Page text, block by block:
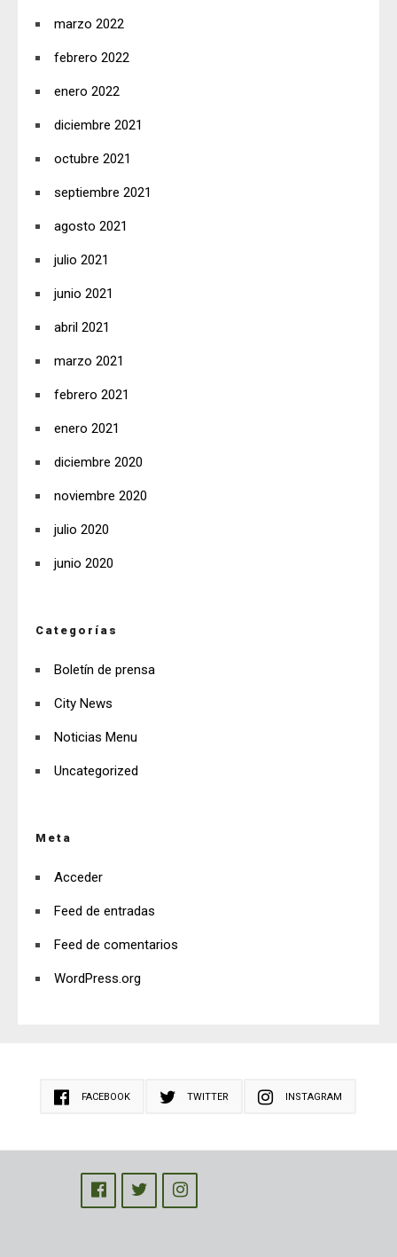
marzo 2022
febrero 2022
enero 2022
diciembre 2021
octubre 2021
septiembre 2021
agosto 2021
julio 2021
junio 2021
abril 2021
marzo 2021
febrero 2021
enero 2021
diciembre 2020
noviembre 2020
julio 2020
junio 2020
Categorías
Boletín de prensa
City News
Noticias Menu
Uncategorized
Meta
Acceder
Feed de entradas
Feed de comentarios
WordPress.org
FACEBOOK TWITTER INSTAGRAM